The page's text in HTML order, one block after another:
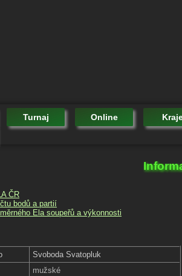
Turnaj Online
ČR
bodů a partií
Ela soupeřů a výkonnosti
Svoboda Svatopluk
mužské